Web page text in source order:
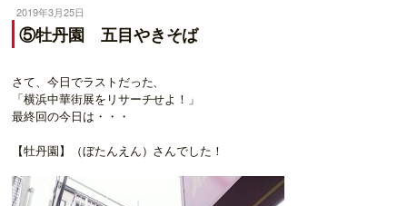
2019年3月25日
⑤牡丹園 五目やきそば
さて、今日でラストだった、
「横浜中華街展をリサーチせよ！」
最終回の今日は・・・
【牡丹園】（ぼたんえん）さんでした！